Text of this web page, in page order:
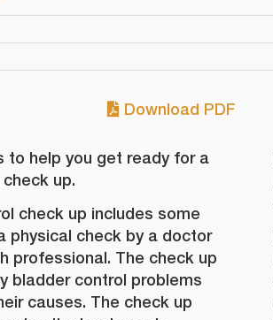
Download PDF
to help you get ready for a
up.
check up includes some
physical check by a doctor
professional. The check up
bladder control problems
causes. The check up